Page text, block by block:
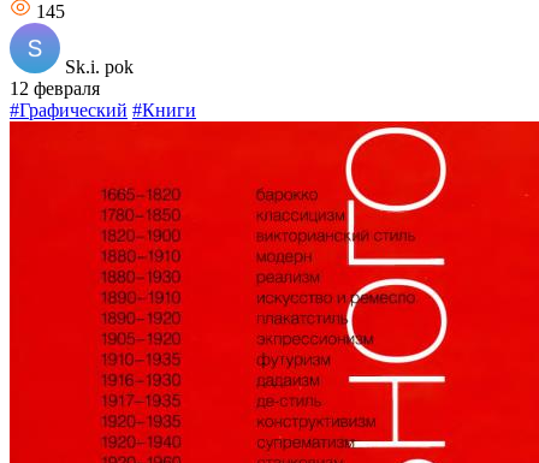
145
Sk.i. pok
12 февраля
#Графический #Книги